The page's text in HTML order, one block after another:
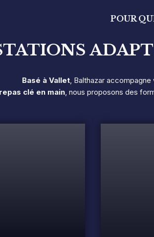
POUR
Basé à Vallet, Balthazar
clé en main, nous proposons des